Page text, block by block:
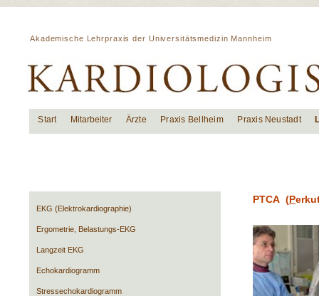
PTCA (P
Start Mitarbeiter Ärzte Praxis Bellheim Praxis Neustadt
Akademische Lehrpraxis der Universitätsmedizin Mannheim
EKG (Elektrokardiographie)
Ergometrie, Belastungs-EKG
Langzeit EKG
Echokardiogramm
Stressechokardiogramm